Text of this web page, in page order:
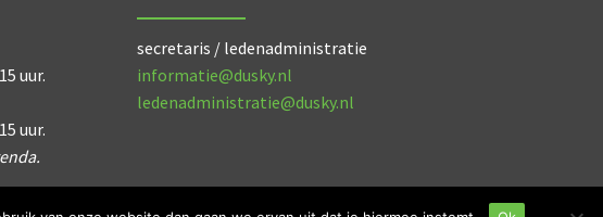
uur.
uur.
secretaris / ledenadministratie
informatie@dusky.nl
ledenadministratie@dusky.nl